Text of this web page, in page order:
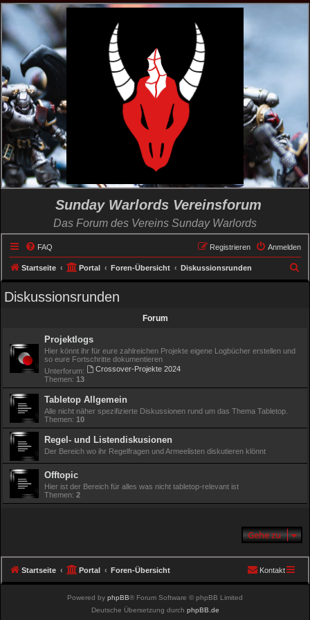
Sunday Warlords Vereinsforum
Das Forum des Vereins Sunday Warlords
FAQ Anmelden
Registrieren
Startseite Portal Foren-Übersicht Diskussionsrunden
u
Diskussionsrunden
Forum
Projektlogs
Hier könnt ihr für eure zahlreichen Projekte eigene Logbücher erstellen und
so eure Fortschritte dokumentieren
Unterforum:
Crossover-Projekte 2024
Themen: 13
Tabletop Allgemein
Alle nicht näher spezifizierte Diskussionen rund um das Thema Tabletop.
Themen: 10
Regel- und Listendiskusionen
Der Bereich wo ihr Regelfragen und Armeelisten diskutieren klönnt
Offtopic
Hier ist der Bereich für alles was nicht tabletop-relevant ist
Themen: 2
Gehe zu
Startseite Portal Foren-Übersicht Kontakt
Powered by phpBB® Forum Software © phpBB Limited
Deutsche Übersetzung durch phpBB.de